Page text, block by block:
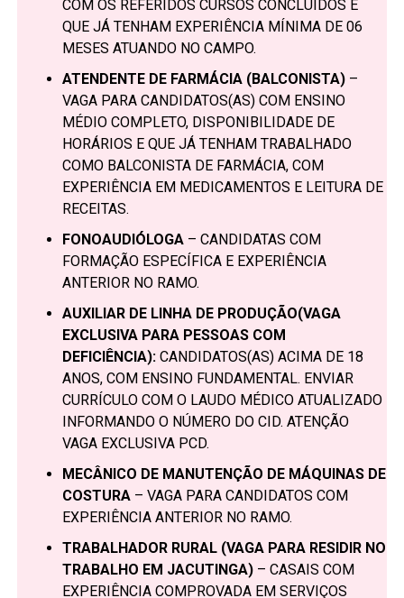
COM OS REFERIDOS CURSOS CONCLUÍDOS E
QUE JÁ TENHAM EXPERIÊNCIA MÍNIMA DE 06
MESES ATUANDO NO CAMPO.
ATENDENTE DE FARMÁCIA (BALCONISTA)–
VAGA PARA CANDIDATOS(AS) COM ENSINO
MÉDIO COMPLETO, DISPONIBILIDADE DE
HORÁRIOS E QUE JÁ TENHAM TRABALHADO
COMO BALCONISTA DE FARMÁCIA, COM
EXPERIÊNCIA EM MEDICAMENTOS E LEITURA DE
RECEITAS.
FONOAUDIÓLOGA– CANDIDATAS COM
FORMAÇÃO ESPECÍFICA E EXPERIÊNCIA
ANTERIOR NO RAMO.
AUXILIAR DE LINHA DE PRODUÇÃO(VAGA
EXCLUSIVA PARA PESSOAS COM
DEFICIÊNCIA):CANDIDATOS(AS) ACIMA DE 18
ANOS, COM ENSINO FUNDAMENTAL. ENVIAR
CURRÍCULO COM O LAUDO MÉDICO ATUALIZADO
INFORMANDO O NÚMERO DO CID. ATENÇÃO
VAGA EXCLUSIVA PCD.
MECÂNICO DE MANUTENÇÃO DE MÁQUINAS DE
COSTURA– VAGA PARA CANDIDATOS COM
EXPERIÊNCIA ANTERIOR NO RAMO.
TRABALHADOR RURAL (VAGA PARA RESIDIR NO
TRABALHO EM JACUTINGA)– CASAIS COM
EXPERIÊNCIA COMPROVADA EM SERVIÇOS